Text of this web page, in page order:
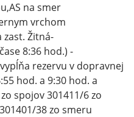
na smer
vrchom
Žitná-
8:36 hod.) -
rezervu v dopravnej
hod. a 9:30 hod. a
spojov 301411/6 zo
38 zo smeru